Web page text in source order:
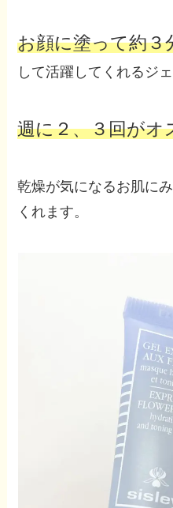
お顔に塗って約３
して活躍してくれるジェ
週に２、３回がオ
乾燥が気になるお肌に
くれます。